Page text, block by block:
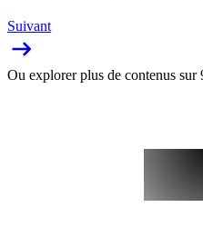
Suivant
Ou explorer plus de contenus sur